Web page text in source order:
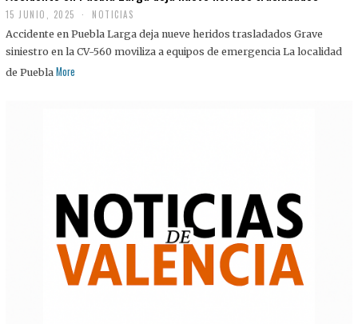
15 JUNIO, 2025 NOTICIAS
Accidente en Puebla Larga deja nueve heridos trasladados Grave
siniestro en la CV-560 moviliza a equipos de emergencia La localidad
de Puebla More